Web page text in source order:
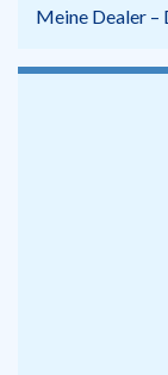
Meine Dealer –